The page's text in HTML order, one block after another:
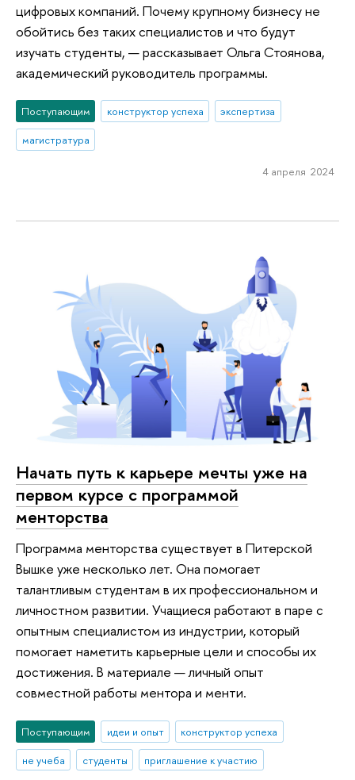
цифровых компаний. Почему крупному бизнесу не
обойтись без таких специалистов и что будут
изучать студенты, — рассказывает Ольга Стоянова,
академический руководитель программы.
Поступающим конструктор успеха
экспертиза
магистратура
4 апреля 2024
Начать путь к карьере мечты уже на
первом курсе с программой
менторства
Программа менторства существует в Питерской
Вышке уже несколько лет. Она помогает
талантливым студентам в их профессиональном и
личностном развитии. Учащиеся работают в паре с
опытным специалистом из индустрии, который
помогает наметить карьерные цели и способы их
достижения. В материале — личный опыт
совместной работы ментора и менти.
Поступающим идеи и опыт
конструктор успеха
не учеба
студенты приглашение к участию